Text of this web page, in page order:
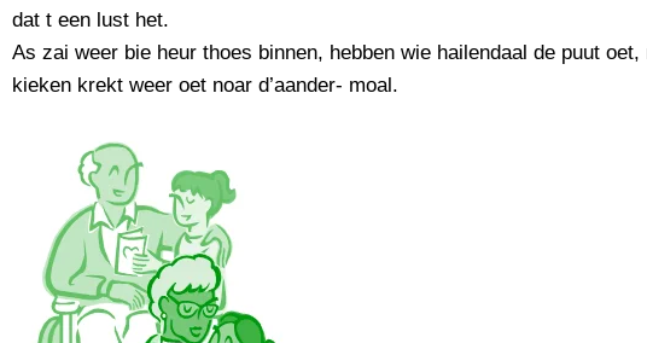
dat t een lust het.
As zai weer bie heur thoes binnen, hebben wie hailendaal de puut oet,
kieken krekt weer oet noar d’aander- moal.